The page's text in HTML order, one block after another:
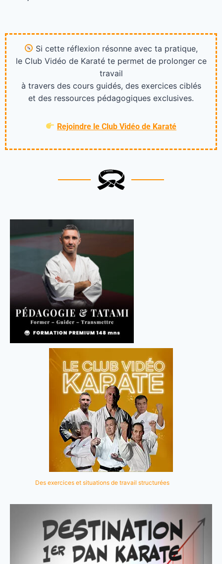
Si cette réflexion résonne avec ta pratique,
le Club Vidéo de Karaté te permet de prolonger ce
travail
à travers des cours guidés, des exercices ciblés
et des ressources pédagogiques exclusives.
Rejoindre le Club Vidéo de Karaté
Des exercices et situations de travail structurées